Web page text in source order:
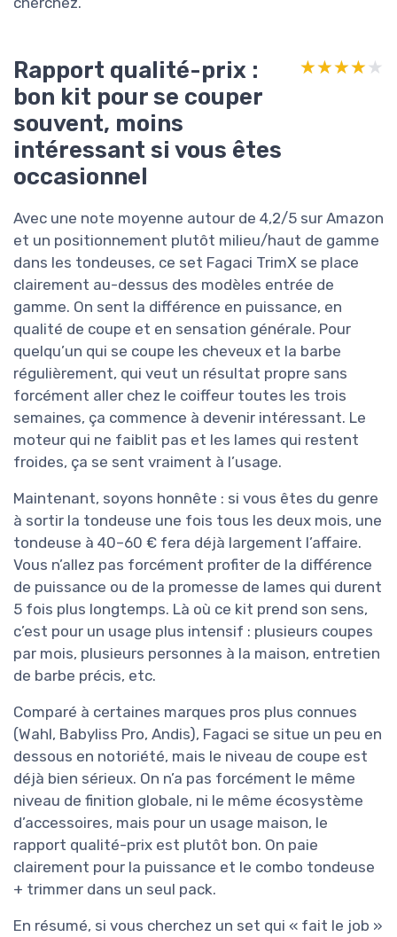
Rapport qualité-prix :
bon kit pour se couper
souvent, moins
intéressant si vous êtes
occasionnel
★★★★★
★★★★★
Avec une note moyenne autour de 4,2/5 sur Amazon
et un positionnement plutôt milieu/haut de gamme
dans les tondeuses, ce set Fagaci TrimX se place
clairement au-dessus des modèles entrée de
gamme. On sent la différence en puissance, en
qualité de coupe et en sensation générale. Pour
quelqu’un qui se coupe les cheveux et la barbe
régulièrement, qui veut un résultat propre sans
forcément aller chez le coiffeur toutes les trois
semaines, ça commence à devenir intéressant. Le
moteur qui ne faiblit pas et les lames qui restent
froides, ça se sent vraiment à l’usage.
Maintenant, soyons honnête : si vous êtes du genre
à sortir la tondeuse une fois tous les deux mois, une
tondeuse à 40–60 € fera déjà largement l’affaire.
Vous n’allez pas forcément profiter de la différence
de puissance ou de la promesse de lames qui durent
5 fois plus longtemps. Là où ce kit prend son sens,
c’est pour un usage plus intensif : plusieurs coupes
par mois, plusieurs personnes à la maison, entretien
de barbe précis, etc.
Comparé à certaines marques pros plus connues
(Wahl, Babyliss Pro, Andis), Fagaci se situe un peu en
dessous en notoriété, mais le niveau de coupe est
déjà bien sérieux. On n’a pas forcément le même
niveau de finition globale, ni le même écosystème
d’accessoires, mais pour un usage maison, le
rapport qualité-prix est plutôt bon. On paie
clairement pour la puissance et le combo tondeuse
+ trimmer dans un seul pack.
En résumé, si vous cherchez un set qui « fait le job »